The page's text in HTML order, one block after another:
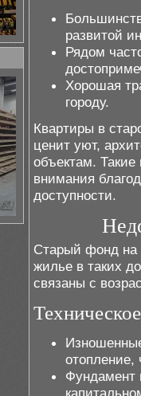
развитой
Рядом
Хорошая
городу.
Квартиры в
ценит уют,
объектам.
внимания
доступности.
Старый фонд на
жилье в таких
связаны с
отопление,
Фундамент